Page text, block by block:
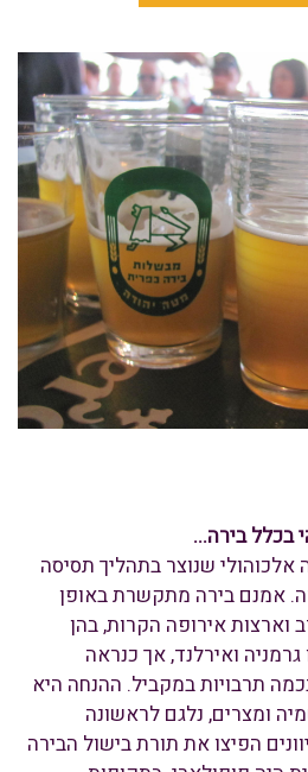
בכלל בירה...
שנוצר בתהליך תסיסה
אמנם בירה מתקשרת באופן
וארצות אירופה הקרות, בהן
ואירלנד, אך כנראה
תרבויות במקביל. ההנחה היא
ומצרים, נלגם לראשונה
הפיצו את תורת בישול הבירה